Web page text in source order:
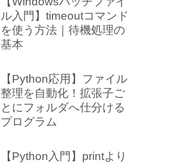
ル入門】timeoutコマンド
を使う方法｜待機処理の
基本
【Python応用】ファイル
整理を自動化！拡張子ご
とにフォルダへ仕分ける
プログラム
【Python入門】printより